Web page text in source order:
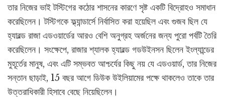
তার নিজের ভাই টস্টিগের কঠোর শাসনের কারণে সৃষ্ট একটি বিদ্রোহও সমাধান
করেছিলেন। টস্টিগকে ফ্ল্যান্ডার্সে নির্বাসিত করা হয়েছিল এবং গুজব ছিল যে
হ্যারল্ড রাজা এডওয়ার্ডের আরও বেশি অনুগ্রহ অর্জনের জন্য পুরো পর্বটি তৈরি
করেছিলেন। সংক্ষেপে, রাজার শ্যালক হ্যারল্ড গডউইনসন ছিলেন ইংল্যান্ডের
মুহূর্তের মানুষ, এবং এটি সম্ভবত আশ্চর্যের কিছু নয় যে এডওয়ার্ড, তার নিজের
সন্তান ছাড়াই, 15 বছর আগে ডিউক উইলিয়ামের পক্ষে থাকলেও তাকে তার
উত্তরাধিকারী হিসাবে বেছে নিয়েছিলেন।